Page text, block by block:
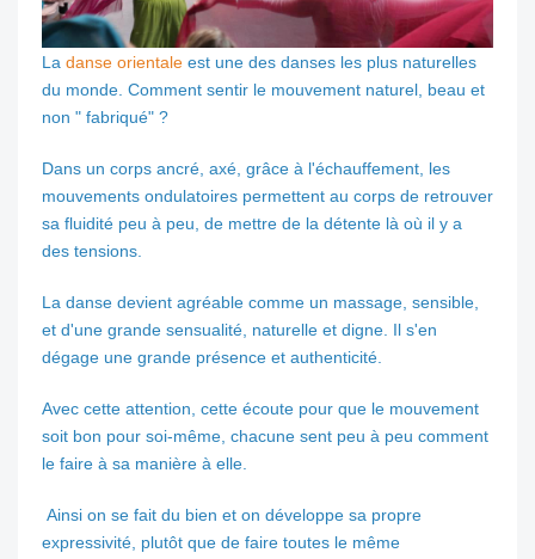
La danse orientale est une des danses les plus naturelles
du monde. Comment sentir le mouvement naturel, beau et
non " fabriqué" ?
Dans un corps ancré, axé, grâce à l'échauffement, les
mouvements ondulatoires permettent au corps de retrouver
sa fluidité peu à peu, de mettre de la détente là où il y a
des tensions.
La danse devient agréable comme un massage, sensible,
et d'une grande sensualité, naturelle et digne. Il s'en
dégage une grande présence et authenticité.
Avec cette attention, cette écoute pour que le mouvement
soit bon pour soi-même, chacune sent peu à peu comment
le faire à sa manière à elle.
Ainsi on se fait du bien et on développe sa propre
expressivité, plutôt que de faire toutes le même